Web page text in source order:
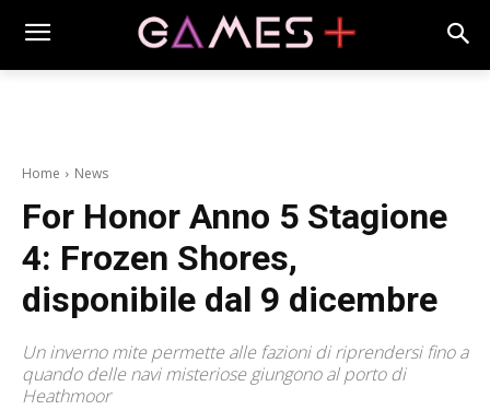
Home News
For Honor Anno 5 Stagione
4: Frozen Shores,
disponibile dal 9 dicembre
Un inverno mite permette alle fazioni di riprendersi fino a
quando delle navi misteriose giungono al porto di
Heathmoor